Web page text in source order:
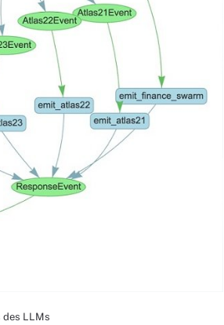
des LLMs